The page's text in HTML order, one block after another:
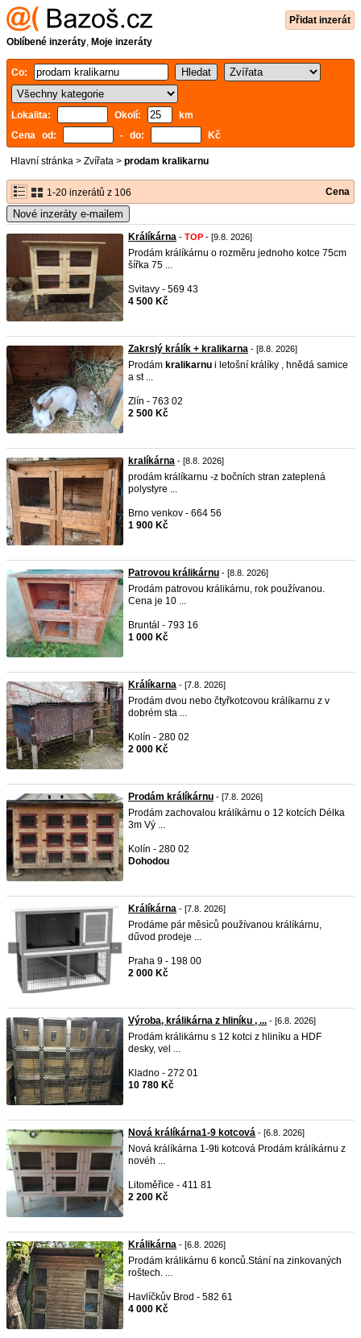
Přidat inzerát
Oblíbené inzeráty, Moje inzeráty
Co:
Lokalita: Okolí:
km
Cena od:
- do: Kč
Hlavní stránka > Zvířata > prodam kralikarnu
1-20 inzerátů z 106 Cena
Nové inzeráty e-mailem
Králíkárna - TOP - [9.8. 2026]
Prodám králíkárnu o rozměru jednoho kotce 75cm
šířka 75 ...
Svitavy - 569 43
4 500 Kč
Zakrslý králík + kralikarna - [8.8. 2026]
Prodám kralikarnu i letošní králíky , hnědá samice
a st ...
Zlín - 763 02
2 500 Kč
kralíkárna - [8.8. 2026]
prodám králíkarnu -z bočních stran zateplená
polystyre ...
Brno venkov - 664 56
1 900 Kč
Patrovou králikárnu - [8.8. 2026]
Prodám patrovou králikárnu, rok používanou.
Cena je 10 ...
Bruntál - 793 16
1 000 Kč
Králíkarna - [7.8. 2026]
Prodám dvou nebo čtyřkotcovou králíkarnu z v
dobrém sta ...
Kolín - 280 02
2 000 Kč
Prodám králíkárnu - [7.8. 2026]
Prodám zachovalou králíkárnu o 12 kotcích Délka
3m Vý ...
Kolín - 280 02
Dohodou
Králíkárna - [7.8. 2026]
Prodáme pár měsìců používanou králíkárnu,
dűvod prodeje ...
Praha 9 - 198 00
2 000 Kč
Výroba, králikárna z hliníku , ... - [6.8. 2026]
Prodám králikárnu s 12 kotci z hliníku a HDF
desky, vel ...
Kladno - 272 01
10 780 Kč
Nová králíkárna1-9 kotcová - [6.8. 2026]
Nová králíkárna 1-9ti kotcová Prodám králíkárnu z
novéh ...
Litoměřice - 411 81
2 200 Kč
Králikárna - [6.8. 2026]
Prodám králikárnu 6 konců.Stání na zinkovaných
roštech. ...
Havlíčkův Brod - 582 61
4 000 Kč